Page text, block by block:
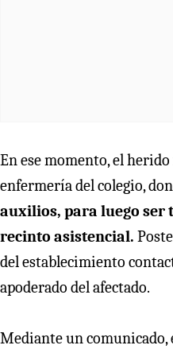
En ese momento, el
enfermería del colegio,
auxilios, para luego ser
recinto asistencial.
del establecimiento
apoderado del afectado.
Mediante un comunicado,